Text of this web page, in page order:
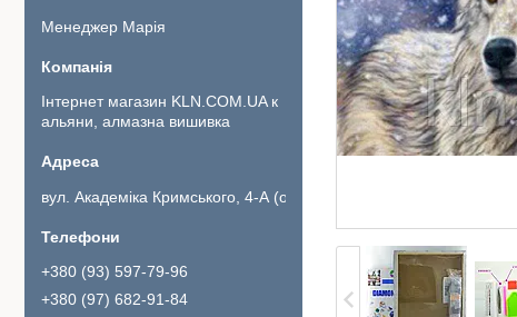
Менеджер Марія
Інтернет магазин KLN.COM.UA к
альяни, алмазна вишивка
вул. Академіка Кримського, 4-А (офіс 111)., Київ, Україна
+380 (93) 597-79-96
+380 (97) 682-91-84